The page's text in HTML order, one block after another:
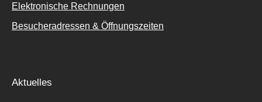
Elektronische Rechnungen
Besucheradressen & Öffnungszeiten
Aktuelles